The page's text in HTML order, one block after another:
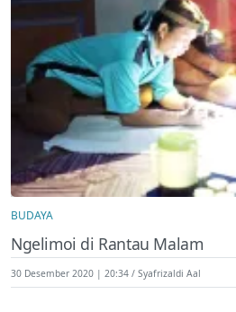
BUDAYA
Ngelimoi di Rantau Malam
30 Desember 2020 | 20:34 Syafrizaldi Aal